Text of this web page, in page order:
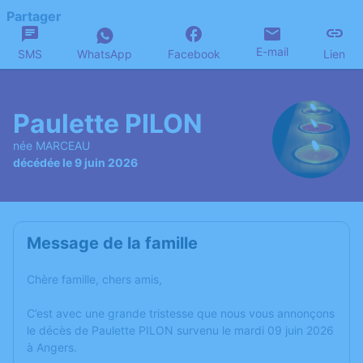
Partager
SMS WhatsApp Facebook E-mail Lien
Paulette PILON
née MARCEAU
décédée le 9 juin 2026
Message de la famille
Chère famille, chers amis,
C’est avec une grande tristesse que nous vous annonçons
le décès de Paulette PILON survenu le mardi 09 juin 2026
à Angers.